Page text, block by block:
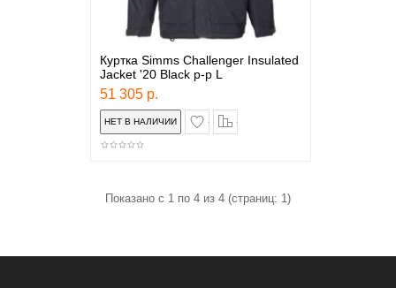
Куртка Simms Challenger Insulated
Jacket '20 Black р-р L
51 305 р.
в закладки
Показано с 1 по 4 из 4 (страниц: 1)